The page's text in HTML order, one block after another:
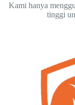
Kami hanya
tinggi